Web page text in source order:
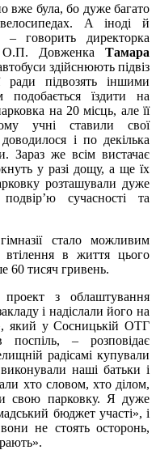
вже була, бо дуже багато
А іноді й
говорить директорка
О.П. Довженка Тамара
здійснюють підвіз
підвозять іншими
їздити на
на 20 місць, але її
учні ставили свої
і по декілька
Зараз же всім вистачає
у разі дощу, а ще їх
розташували дуже
сучасності та
стало можливим
в життя цього
60 тисяч гривень.
з облаштування
і надіслали його на
який у Сосницькій ОТГ
поспіль, – розповідає
радісамі купували
наші батьки і
хто словом, хто ділом,
свою парковку. Я дуже
бюджет участі», і
не стоять осторонь,